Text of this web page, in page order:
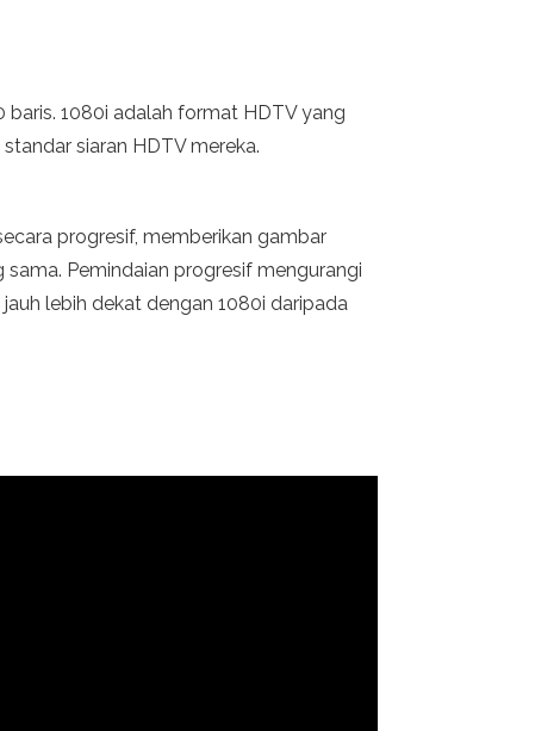
1080i adalah format HDTV yang
siaran HDTV mereka.
progresif, memberikan gambar
Pemindaian progresif mengurangi
lebih dekat dengan 1080i daripada